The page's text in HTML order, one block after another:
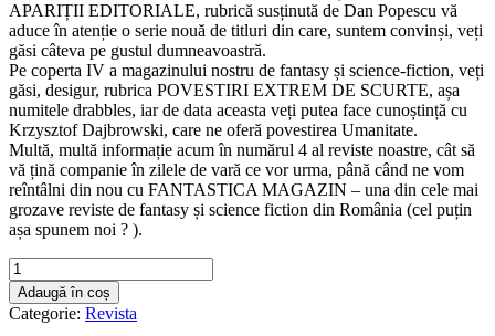
APARIȚII EDITORIALE, rubrică susținută de Dan Popescu vă
aduce în atenție o serie nouă de titluri din care, suntem convinși, veți
găsi câteva pe gustul dumneavoastră.
Pe coperta IV a magazinului nostru de fantasy și science-fiction, veți
găsi, desigur, rubrica POVESTIRI EXTREM DE SCURTE, așa
numitele drabbles, iar de data aceasta veți putea face cunoștință cu
Krzysztof Dajbrowski, care ne oferă povestirea Umanitate.
Multă, multă informație acum în numărul 4 al reviste noastre, cât să
vă țină companie în zilele de vară ce vor urma, până când ne vom
reîntâlni din nou cu FANTASTICA MAGAZIN – una din cele mai
grozave reviste de fantasy și science fiction din România (cel puțin
așa spunem noi ? ).
Cantitate
Fantastica
magazin
nr.
Adaugă în coș
Categorie: Revista